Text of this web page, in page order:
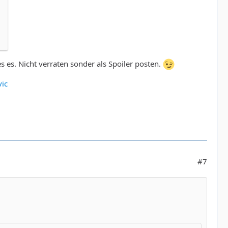
es. Nicht verraten sonder als Spoiler posten.
#7